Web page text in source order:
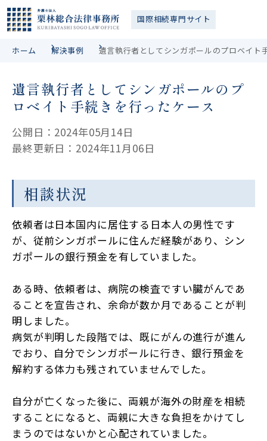
国際相続専門サイト
ホーム 解決事例 遺言執行者としてシンガポールのプロベイト
遺言執行者としてシンガポールのプ
ロベイト手続きを行ったケース
公開日：2024年05月14日
最終更新日：2024年11月06日
相談状況
依頼者は日本国内に居住する日本人の男性です
が、従前シンガポールに住んだ経験があり、シン
ガポールの銀行預金を有していました。
ある時、依頼者は、病院の検査ですい臓がんであ
ることを宣告され、余命が数か月であることが判
明しました。
病気が判明した段階では、既にがんの進行が進ん
でおり、自分でシンガポールに行き、銀行預金を
解約する体力も残されていませんでした。
自分が亡くなった後に、両親が海外の財産を相続
することになると、両親に大きな負担をかけてし
まうのではないかと心配されていました。